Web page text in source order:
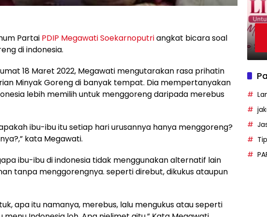
Partai PDIP Megawati Soekarnoputriangkat bicara soal
di indonesia.
18 Maret 2022, Megawati mengutarakan rasa prihatin
Minyak Goreng di banyak tempat. Dia mempertanyakan
lebih memilih untuk menggoreng daripada merebus
ibu-ibu itu setiap hari urusannya hanya menggoreng?
kata Megawati.
ibu-ibu di indonesia tidak menggunakan alternatif lain
tanpa menggorengnya. seperti direbut, dikukus ataupun
apa itu namanya, merebus, lalu mengukus atau seperti